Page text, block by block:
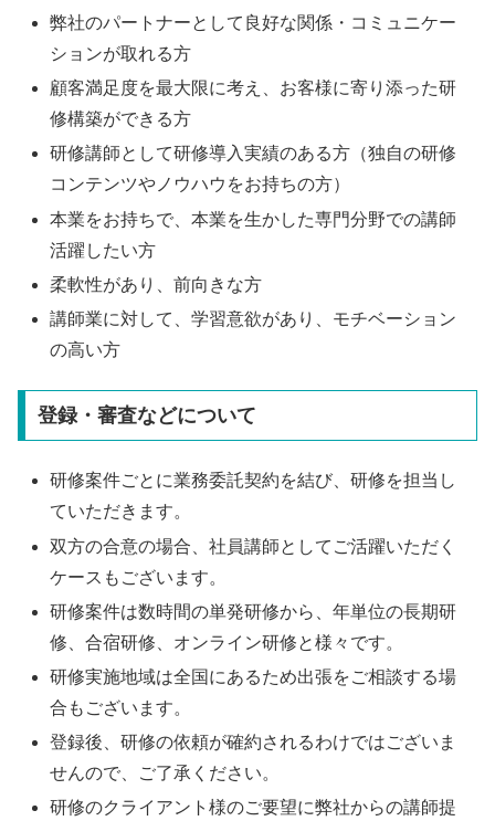
弊社のパートナーとして良好な関係・コミュニケー
ションが取れる方
顧客満足度を最大限に考え、お客様に寄り添った研
修構築ができる方
研修講師として研修導入実績のある方（独自の研修
コンテンツやノウハウをお持ちの方）
本業をお持ちで、本業を生かした専門分野での講師
活躍したい方
柔軟性があり、前向きな方
講師業に対して、学習意欲があり、モチベーション
の高い方
登録・審査などについて
研修案件ごとに業務委託契約を結び、研修を担当し
ていただきます。
双方の合意の場合、社員講師としてご活躍いただく
ケースもございます。
研修案件は数時間の単発研修から、年単位の長期研
修、合宿研修、オンライン研修と様々です。
研修実施地域は全国にあるため出張をご相談する場
合もございます。
登録後、研修の依頼が確約されるわけではございま
せんので、ご了承ください。
研修のクライアント様のご要望に弊社からの講師提